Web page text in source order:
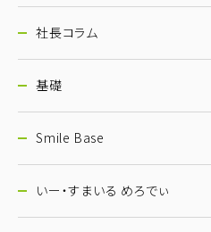
社長コラム
基礎
Smile Base
いー・すまいる めろでぃ